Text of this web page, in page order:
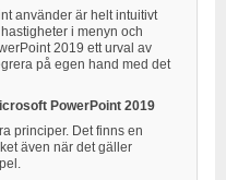
använder är helt intuitivt
i menyn och
2019 ett urval av
på egen hand med det
PowerPoint 2019
principer. Det finns en
även när det gäller